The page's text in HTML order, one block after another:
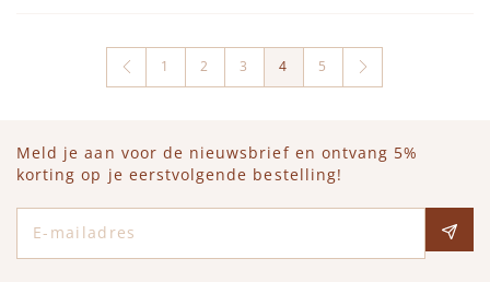
1 2 3 U lees momenteel pagina
4 5
Meld je aan voor de nieuwsbrief en ontvang 5%
korting op je eerstvolgende bestelling!